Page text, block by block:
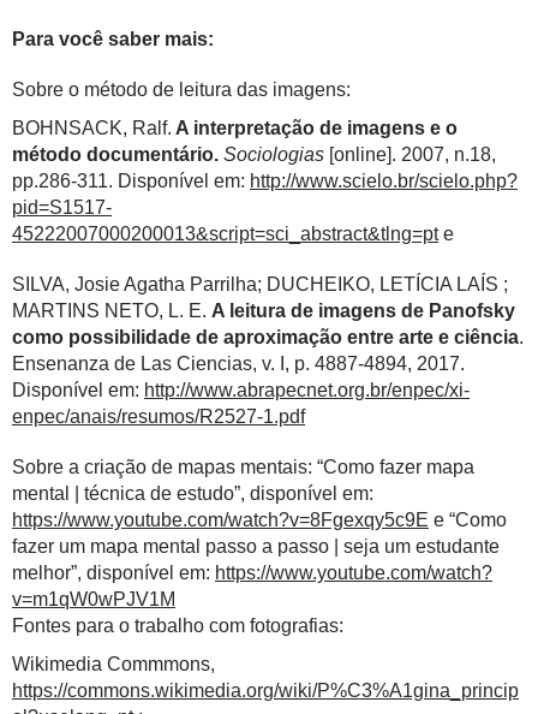
Para você saber mais:
Sobre o método de leitura das imagens:
BOHNSACK, Ralf. A interpretação de imagens e o
método documentário. Sociologias [online]. 2007, n.18,
pp.286-311. Disponível em: http://www.scielo.br/scielo.php?
pid=S1517-
45222007000200013&script=sci_abstract&tlng=pte
SILVA, Josie Agatha Parrilha; DUCHEIKO, LETÍCIA LAÍS ;
MARTINS NETO, L. E. A leitura de imagens de Panofsky
como possibilidade de aproximação entre arte e ciência.
Ensenanza de Las Ciencias, v. I, p. 4887-4894, 2017.
Disponível em: http://www.abrapecnet.org.br/enpec/xi-
enpec/anais/resumos/R2527-1.pdf
Sobre a criação de mapas mentais: “Como fazer mapa
mental | técnica de estudo”, disponível em:
https://www.youtube.com/watch?v=8Fgexqy5c9E e “Como
fazer um mapa mental passo a passo | seja um estudante
melhor”, disponível em: https://www.youtube.com/watch?
v=m1qW0wPJV1M
Fontes para o trabalho com fotografias:
Wikimedia Commmons,
https://commons.wikimedia.org/wiki/P%C3%A1gina_princip